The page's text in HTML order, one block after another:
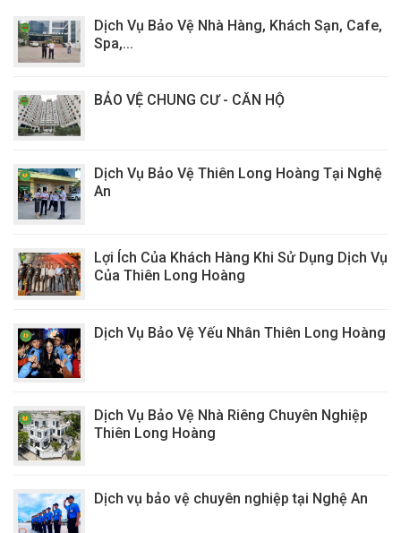
Dịch Vụ Bảo Vệ Nhà Hàng, Khách Sạn, Cafe,
Spa,...
BẢO VỆ CHUNG CƯ - CĂN HỘ
Dịch Vụ Bảo Vệ Thiên Long Hoàng Tại Nghệ
An
Lợi Ích Của Khách Hàng Khi Sử Dụng Dịch Vụ
Của Thiên Long Hoàng
Dịch Vụ Bảo Vệ Yếu Nhân Thiên Long Hoàng
Dịch Vụ Bảo Vệ Nhà Riêng Chuyên Nghiệp
Thiên Long Hoàng
Dịch vụ bảo vệ chuyên nghiệp tại Nghệ An